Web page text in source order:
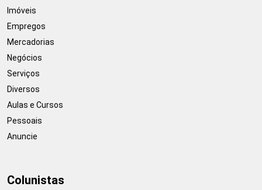
Imóveis
Empregos
Mercadorias
Negócios
Serviços
Diversos
Aulas e Cursos
Pessoais
Anuncie
Colunistas